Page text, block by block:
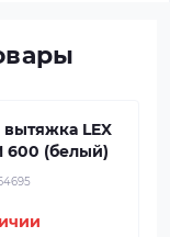
LEX
600 (белый)